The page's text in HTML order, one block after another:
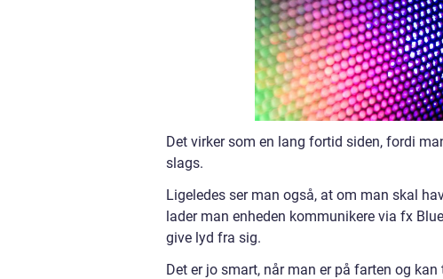
Det virker som en lang fortid siden, fordi
slags.
Ligeledes ser man også, at om man skal
lader man enheden kommunikere via fx
give lyd fra sig.
Det er jo smart, når man er på farten og